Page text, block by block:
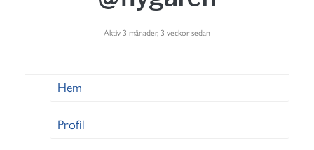
Aktiv 3 månader, 3 veckor sedan
Hem
Profil